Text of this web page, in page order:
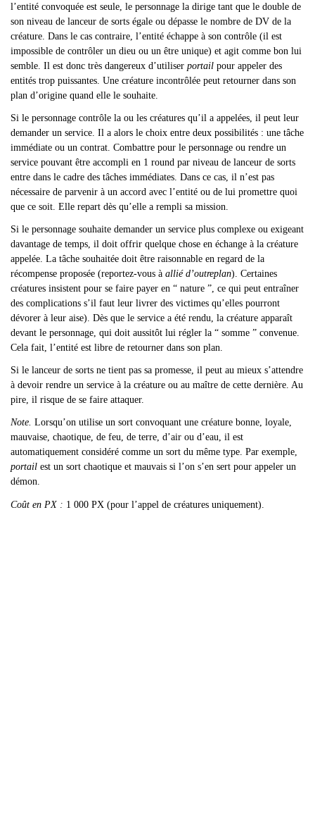
l’entité convoquée est seule, le personnage la dirige tant que le double de
son niveau de lanceur de sorts égale ou dépasse le nombre de DV de la
créature. Dans le cas contraire, l’entité échappe à son contrôle (il est
impossible de contrôler un dieu ou un être unique) et agit comme bon lui
semble. Il est donc très dangereux d’utiliser portail pour appeler des
entités trop puissantes. Une créature incontrôlée peut retourner dans son
plan d’origine quand elle le souhaite.
Si le personnage contrôle la ou les créatures qu’il a appelées, il peut leur
demander un service. Il a alors le choix entre deux possibilités : une tâche
immédiate ou un contrat. Combattre pour le personnage ou rendre un
service pouvant être accompli en 1 round par niveau de lanceur de sorts
entre dans le cadre des tâches immédiates. Dans ce cas, il n’est pas
nécessaire de parvenir à un accord avec l’entité ou de lui promettre quoi
que ce soit. Elle repart dès qu’elle a rempli sa mission.
Si le personnage souhaite demander un service plus complexe ou exigeant
davantage de temps, il doit offrir quelque chose en échange à la créature
appelée. La tâche souhaitée doit être raisonnable en regard de la
récompense proposée (reportez-vous à allié d’outreplan). Certaines
créatures insistent pour se faire payer en “ nature ”, ce qui peut entraîner
des complications s’il faut leur livrer des victimes qu’elles pourront
dévorer à leur aise). Dès que le service a été rendu, la créature apparaît
devant le personnage, qui doit aussitôt lui régler la “ somme ” convenue.
Cela fait, l’entité est libre de retourner dans son plan.
Si le lanceur de sorts ne tient pas sa promesse, il peut au mieux s’attendre
à devoir rendre un service à la créature ou au maître de cette dernière. Au
pire, il risque de se faire attaquer.
Note. Lorsqu’on utilise un sort convoquant une créature bonne, loyale,
mauvaise, chaotique, de feu, de terre, d’air ou d’eau, il est
automatiquement considéré comme un sort du même type. Par exemple,
portail est un sort chaotique et mauvais si l’on s’en sert pour appeler un
démon.
Coût en PX : 1 000 PX (pour l’appel de créatures uniquement).